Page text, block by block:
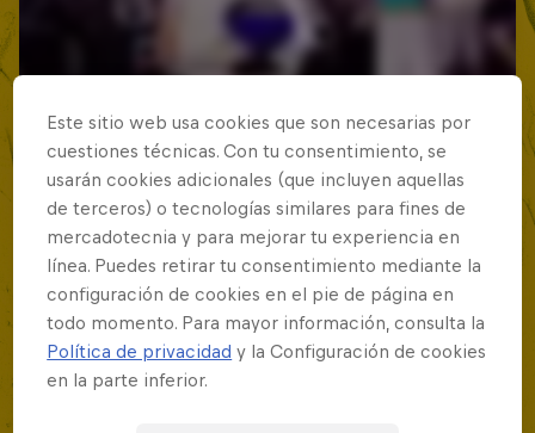
Este sitio web usa cookies que son necesarias por
cuestiones técnicas. Con tu consentimiento, se
usarán cookies adicionales (que incluyen aquellas
de terceros) o tecnologías similares para fines de
mercadotecnia y para mejorar tu experiencia en
línea. Puedes retirar tu consentimiento mediante la
configuración de cookies en el pie de página en
todo momento. Para mayor información, consulta la
Política de privacidad y la Configuración de cookies
en la parte inferior.